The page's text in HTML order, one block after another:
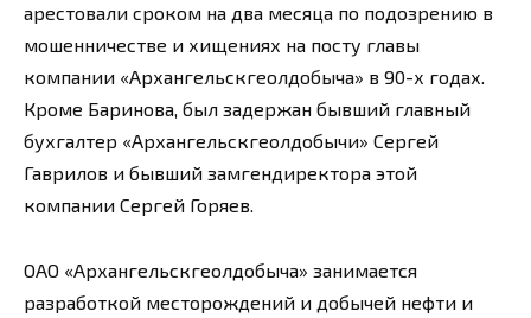
арестовали сроком на два месяца по подозрению в
мошенничестве и хищениях на посту главы
компании «Архангельскгеолдобыча» в 90-х годах.
Кроме Баринова, был задержан бывший главный
бухгалтер «Архангельскгеолдобычи» Сергей
Гаврилов и бывший замгендиректора этой
компании Сергей Горяев.
ОАО «Архангельскгеолдобыча» занимается
разработкой месторождений и добычей нефти и